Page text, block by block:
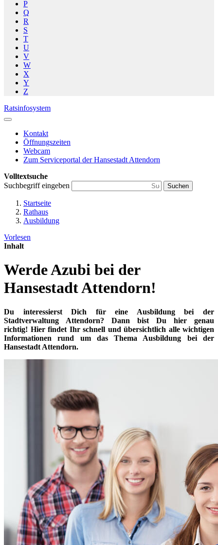
P
Q
R
S
T
U
V
W
X
Y
Z
Ratsinfosystem
Kontakt
Öffnungszeiten
Webcam
Zum Serviceportal der Hansestadt Attendorn
Volltextsuche
Suchbegriff eingeben
Suchen
Startseite
Rathaus
Ausbildung
Vorlesen
Inhalt
Werde Azubi bei der
Hansestadt Attendorn!
Du interessierst Dich für eine Ausbildung bei der
Stadtverwaltung Attendorn? Dann bist Du hier genau
richtig! Hier findet Ihr schnell und übersichtlich alle wichtigen
Informationen rund um das Thema Ausbildung bei der
Hansestadt Attendorn.